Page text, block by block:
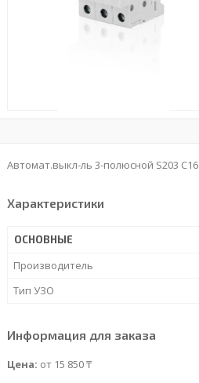
Автомат.выкл-ль 3-полюсной S203 C16
Характеристики
ОСНОВНЫЕ
Производитель
Тип УЗО
Информация для заказа
Цена: от 15 850 ₸